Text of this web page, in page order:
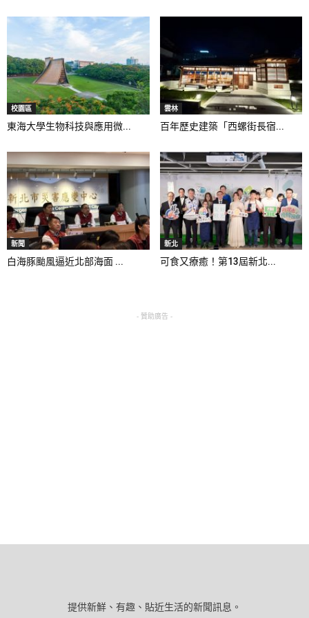
校園區
東海大學生物科技與應用微...
雲林
百年歷史建築「西螺街長宿...
新聞
白海豚颱風逼近北部海面 ...
新北
可食又療癒！第13屆新北...
- 贊助廣告 -
提供新鮮、有趣、貼近生活的新聞訊息。